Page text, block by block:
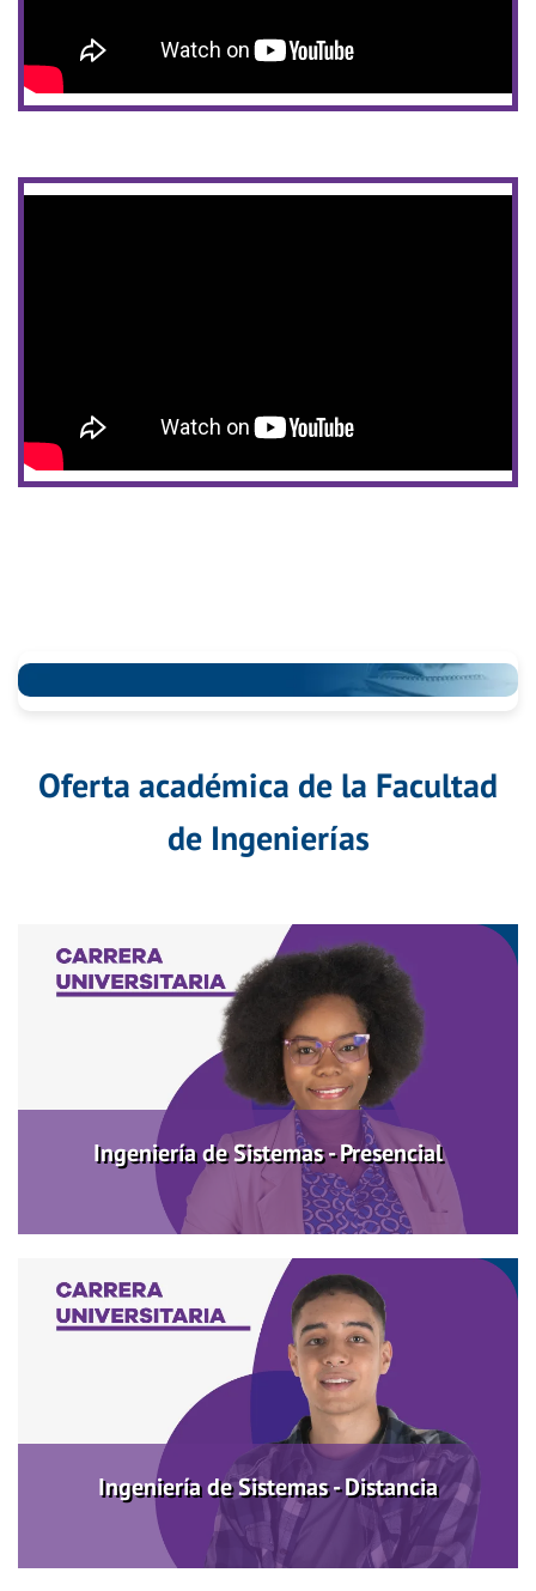
Oferta académica de la Facultad
de Ingenierías
Ingeniería de Sistemas - Presencial
Ingeniería de Sistemas - Presencial
Más información
Ingeniería de Sistemas - Distancia
Ingeniería de Sistemas - Distancia
Más información